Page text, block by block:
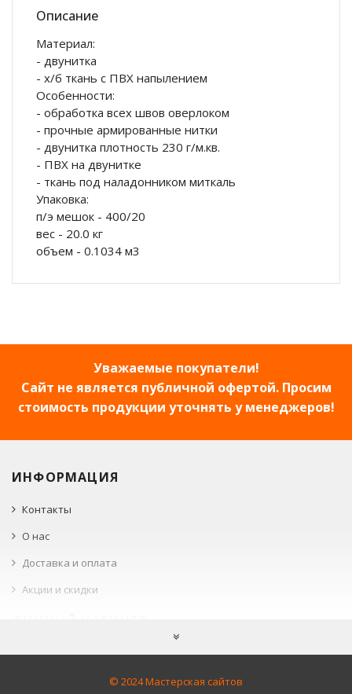
Описание
Материал:
- двунитка
- х/б ткань с ПВХ напылением
Особенности:
- обработка всех швов оверлоком
- прочные армированные нитки
- двунитка плотность 230 г/м.кв.
- ПВХ на двунитке
- ткань под наладонником миткаль
Упаковка:
п/э мешок - 400/20
вес - 20.0 кг
объем - 0.1034 м3
Уважаемые покупатели!
Сайт не является публичной офертой. Просим
стоимость продукции уточнять у менеджеров!
ИНФОРМАЦИЯ
Контакты
О нас
Доставка и оплата
Акции и скидки
Войти
© 2024 Мастерская сайтов